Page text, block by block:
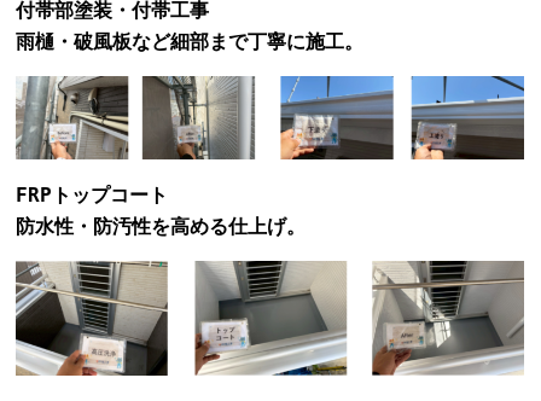
付帯部塗装・付帯工事
雨樋・破風板など細部まで丁寧に施工。
FRPトップコート
防水性・防汚性を高める仕上げ。